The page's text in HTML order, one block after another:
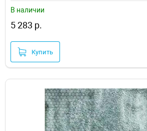
В наличии
5 283 р.
Купить